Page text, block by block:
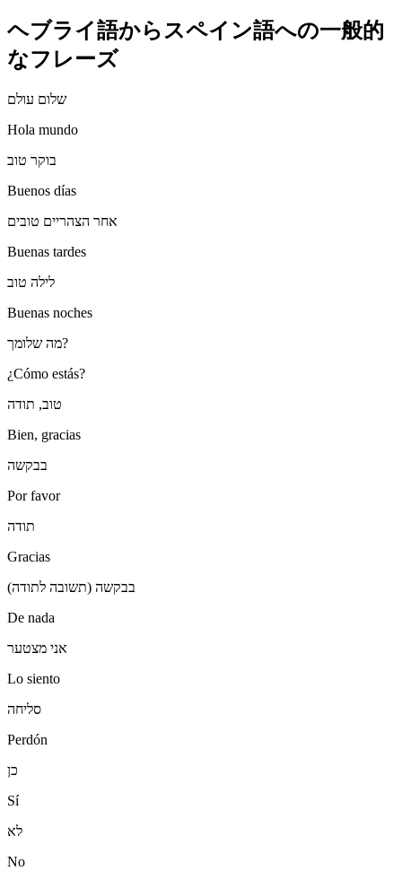
ヘブライ語からスペイン語への一般的
なフレーズ
שלום עולם
Hola mundo
בוקר טוב
Buenos días
אחר הצהריים טובים
Buenas tardes
לילה טוב
Buenas noches
מה שלומך?
¿Cómo estás?
טוב, תודה
Bien, gracias
בבקשה
Por favor
תודה
Gracias
בבקשה (תשובה לתודה)
De nada
אני מצטער
Lo siento
סליחה
Perdón
כן
Sí
לא
No